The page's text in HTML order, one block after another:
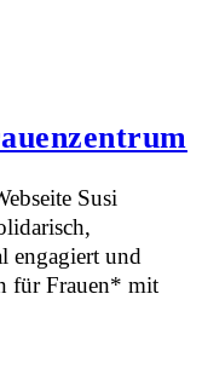
Susi
engagiert und
für Frauen* mit